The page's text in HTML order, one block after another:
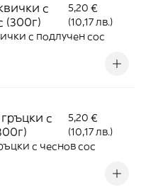
с
(300г)
5,20 €
(10,17 лв.)
с подлучен сос
с
5,20 €
(10,17 лв.)
с чеснов сос